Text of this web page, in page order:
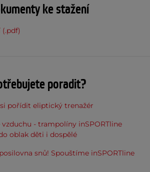
ke stažení
poradit?
pořídit eliptický trenažér
vzduchu - trampolíny inSPORTline
oblak děti i dospělé
snů! Spouštíme inSPORTline